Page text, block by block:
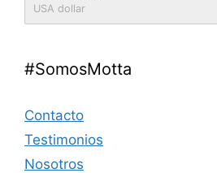
USA dollar
#SomosMotta
Contacto
Testimonios
Nosotros